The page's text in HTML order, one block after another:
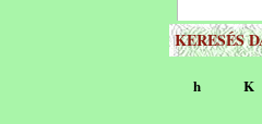
KERESÉS
h K